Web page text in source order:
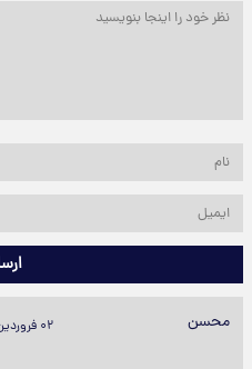
محسن ۰۲ فروردین ۱۴۰۴ - ۱۶:۴۲